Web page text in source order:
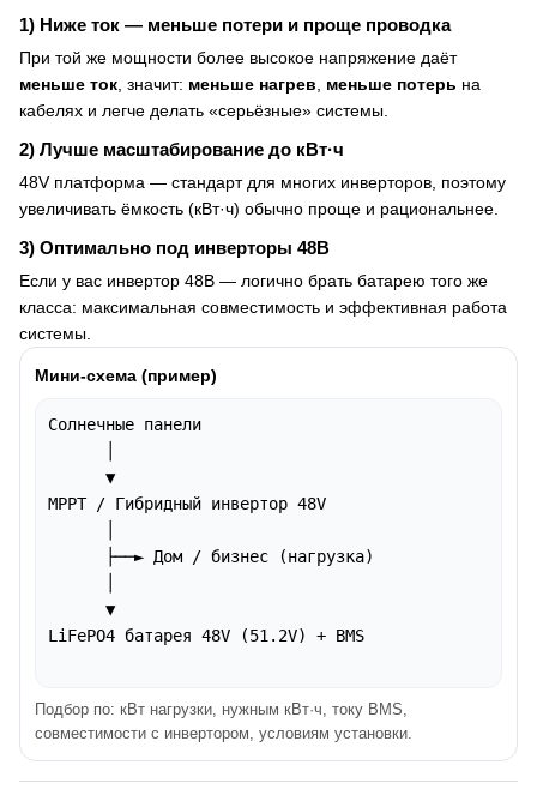
1) Ниже ток — меньше потери и проще проводка
При той же мощности более высокое напряжение даёт
меньше ток , значит: меньше нагрев меньше потерь на
кабелях и легче делать «серьёзные» системы.
2) Лучше масштабирование до кВт·ч
48V платформа — стандарт для многих инверторов, поэтому
увеличивать ёмкость (кВт·ч) обычно проще и рациональнее.
3) Оптимально под инверторы 48В
Если у вас инвертор 48В — логично брать батарею того же
класса: максимальная совместимость и эффективная работа
системы.
Мини-схема (пример)
Солнечные панели
      ▼
MPPT / Гибридный инвертор 48V
      ├──► Дом / бизнес (нагрузка)
      ▼
LiFePO4 батарея 48V (51.2V) + BMS
Подбор по: кВт нагрузки, нужным кВт·ч, току BMS,
совместимости с инвертором, условиям установки.